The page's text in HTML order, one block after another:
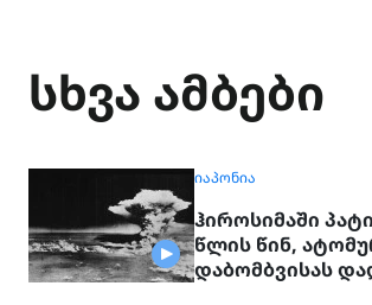
სხვა ამბები
ᲘᲐᲞᲝᲜᲘᲐ
ჰიროსიმაში
წლის წინ,
დაბომბვისას